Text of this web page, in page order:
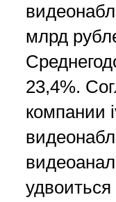
млрд
23,4%.
компании